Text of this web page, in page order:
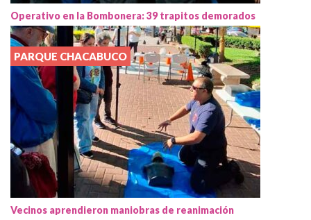
Operativo en la Bombonera: 39 trapitos demorados
PARQUE CHACABUCO
Vecinos aprendieron maniobras de reanimación